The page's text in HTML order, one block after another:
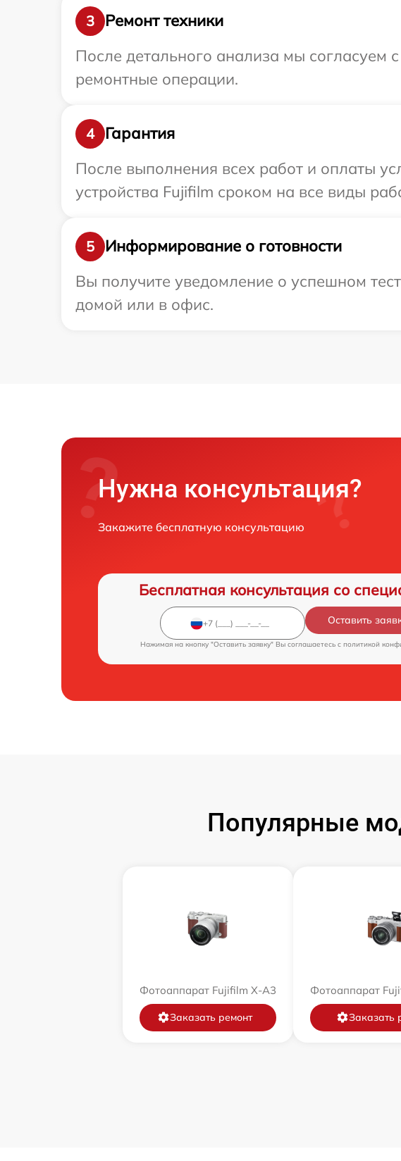
3
Ремонт техники
После детального анализа мы согласуем
ремонтные операции.
4
Гарантия
После выполнения всех работ и оплаты
устройства Fujifilm сроком на все виды
5
Информирование о готовности
Вы получите уведомление о успешном
домой или в офис.
Нужна консультация?
Закажите бесплатную консультацию
Бесплатная консультация со
Оставить
Нажимая на кнопку "Оставить заявку" Вы соглашаетесь c политикой
Популярные
Фотоаппарат Fujifilm X-A3
Заказать ремонт
Фотоаппарат
Заказать